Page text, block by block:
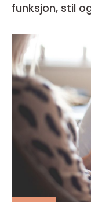
funksjon, stil